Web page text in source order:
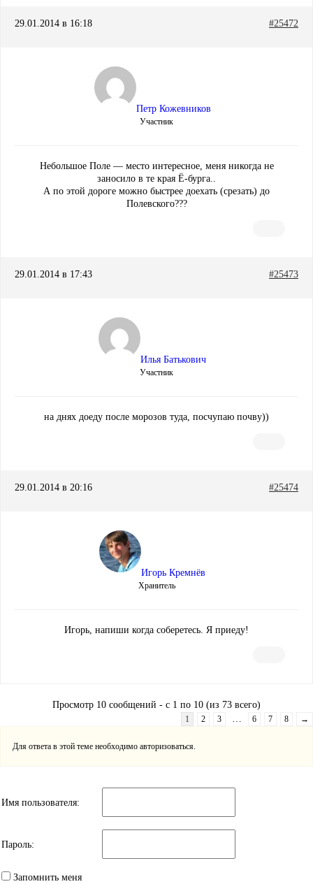
29.01.2014 в 16:18 #25472
Петр Кожевников
Участник
Небольшое Поле — место интересное, меня никогда не
заносило в те края Ё-бурга..
А по этой дороге можно быстрее доехать (срезать) до
Полевского???
29.01.2014 в 17:43 #25473
Илья Батькович
Участник
на днях доеду после морозов туда, посчупаю почву))
29.01.2014 в 20:16 #25474
Игорь Кремнёв
Хранитель
Игорь, напиши когда соберетесь. Я приеду!
Просмотр 10 сообщений - с 1 по 10 (из 73 всего)
1 2 3 … 6 7 8 →
Для ответа в этой теме необходимо авторизоваться.
Имя пользователя:
Пароль:
Запомнить меня